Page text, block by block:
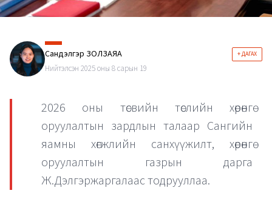
Сандэлгэр ЗОЛЗАЯА + ДАГАХ
Нийтэлсэн 2025 оны 8 сарын 19
2026 оны төсвийн төслийн хөрөнгө
оруулалтын зардлын талаар Сангийн
яамны хөгжлийн санхүүжилт, хөрөнгө
оруулалтын газрын дарга
Ж.Дэлгэржаргалаас тодрууллаа.